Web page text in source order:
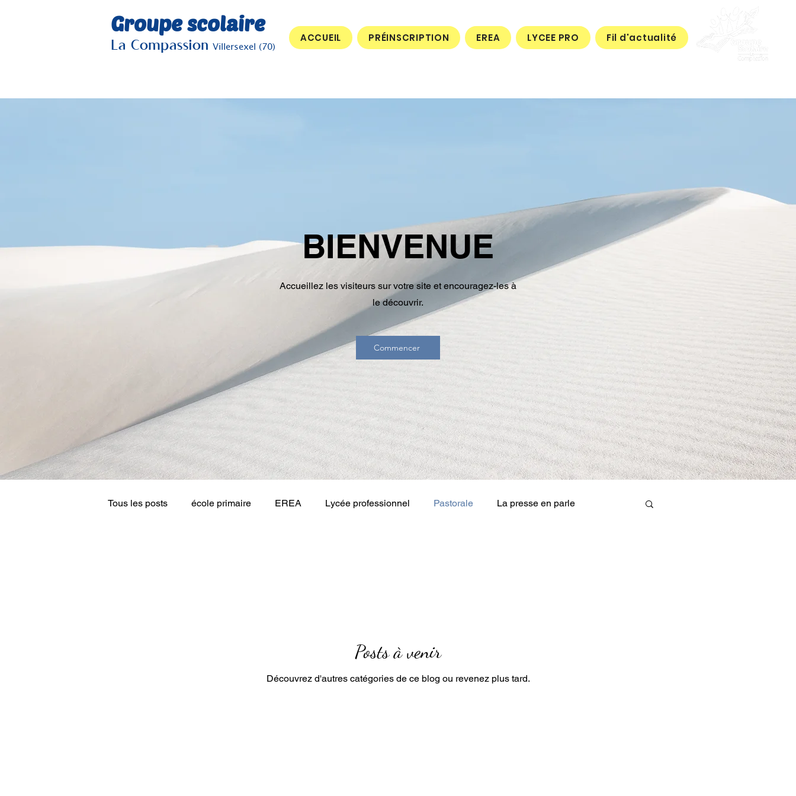
Groupe scolaire
La Compassion Villersexel (70)
ACCUEIL PRÉINSCRIPTION EREA LYCEE PRO Fil d'actualité
BIENVENUE
Accueillez les visiteurs sur votre site et encouragez-les à
le découvrir.
Commencer
Tous les posts école primaire EREA Lycée professionnel Pastorale La presse en parle
Posts à venir
Découvrez d'autres catégories de ce blog ou revenez plus tard.